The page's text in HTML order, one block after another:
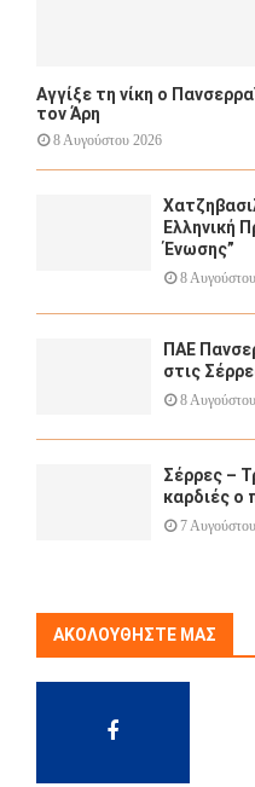
Αγγίξε τη νίκη ο
τον Άρη
8 Αυγούστου 2026
Ελληνική
Ένωσης”
8
ΠΑΕ
στις
8
Σέρρες –
καρδιές ο
7
ΑΚΟΛΟΥΘΉΣΤΕ ΜΑΣ